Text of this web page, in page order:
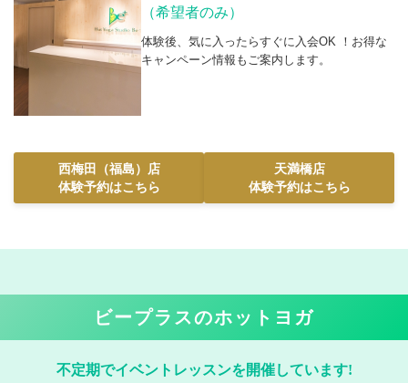
（希望者のみ）
体験後、気に入ったらすぐに入会OK ！お得な
キャンペーン情報もご案内します。
西梅田（福島）店
体験予約はこちら
天満橋店
体験予約はこちら
ビープラスのホットヨガ
不定期でイベントレッスンを開催しています!